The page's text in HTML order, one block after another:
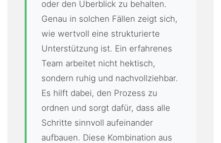
oder den Überblick zu behalten.
Genau in solchen Fällen zeigt sich,
wie wertvoll eine strukturierte
Unterstützung ist. Ein erfahrenes
Team arbeitet nicht hektisch,
sondern ruhig und nachvollziehbar.
Es hilft dabei, den Prozess zu
ordnen und sorgt dafür, dass alle
Schritte sinnvoll aufeinander
aufbauen. Diese Kombination aus